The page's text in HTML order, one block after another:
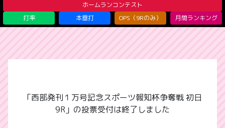
ホームランコンテスト
打率
本塁打 OPS（9Rのみ） 月間ランキング
「西部発刊１万号記念スポーツ報知杯争奪戦 初日
9R」の投票受付は終了しました